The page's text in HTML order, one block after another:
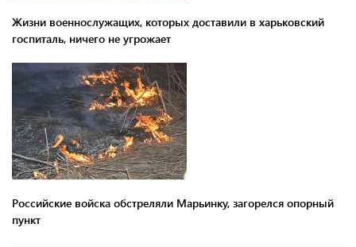
Жизни военнослужащих, которых доставили в харьковский
госпиталь, ничего не угрожает
Российские войска обстреляли Марьинку, загорелся опорный
пункт